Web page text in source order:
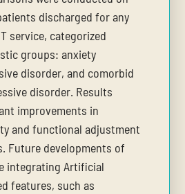
discharged for any
service, categorized
groups: anxiety
disorder, and comorbid
disorder. Results
improvements in
and functional adjustment
Future developments of
integrating Artificial
features, such as